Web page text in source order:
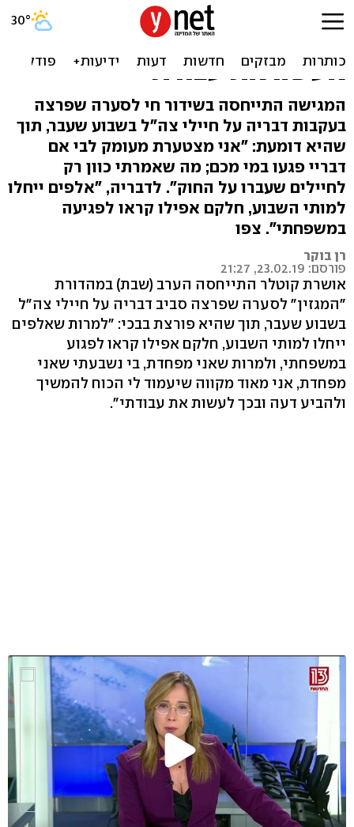
אושרת קוטלר פרצה בבכי:
"מפחדת שיפגעו בי, אך
אעשה את עבודתי"
המגישה התייחסה בשידור חי לסערה שפרצה
בעקבות דבריה על חיילי צה"ל בשבוע שעבר, תוך
שהיא דומעת: "אני מצטערת מעומק לבי אם
דבריי פגעו במי מכם; מה שאמרתי כוון רק
לחיילים שעברו על החוק". לדבריה, "אלפים ייחלו
למותי השבוע, חלקם אפילו קראו לפגיעה
במשפחתי". צפו
רן בוקר
פורסם: 23.02.19, 21:27
אושרת קוטלר התייחסה הערב (שבת) במהדורת
"המגזין" לסערה שפרצה סביב דבריה על חיילי צה"ל
בשבוע שעבר, תוך שהיא פורצת בבכי: "למרות שאלפים
ייחלו למותי השבוע, חלקם אפילו קראו לפגוע
במשפחתי, ולמרות שאני מפחדת, בי נשבעתי שאני
מפחדת, אני מאוד מקווה שיעמוד לי הכוח להמשיך
ולהביע דעה ובכך לעשות את עבודתי".